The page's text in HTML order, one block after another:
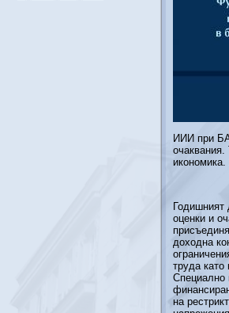
ИИИ при
Годишният
оценки и
доходна
труда като
Специално
на